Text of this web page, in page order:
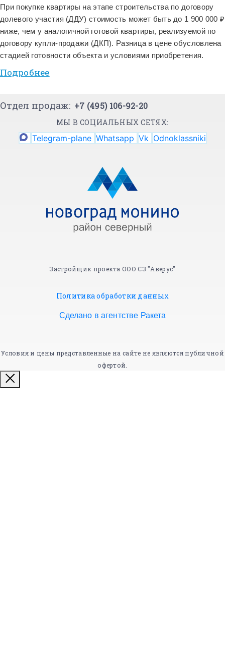
При покупке квартиры на этапе строительства по договору
долевого участия (ДДУ) стоимость может быть до 1 900 000 ₽
ниже, чем у аналогичной готовой квартиры, реализуемой по
договору купли-продажи (ДКП). Разница в цене обусловлена
стадией готовности объекта и условиями приобретения.
Подробнее
Отдел продаж: +7 (495) 106-92-20
МЫ В СОЦИАЛЬНЫХ СЕТЯХ:
Telegram-plane Whatsapp Vk Odnoklassniki
Застройщик проекта ООО СЗ "Аверус"
Политика обработки данных
Сделано в агентстве Ракета
Условия и цены представленные на сайте не являются публичной
офертой.